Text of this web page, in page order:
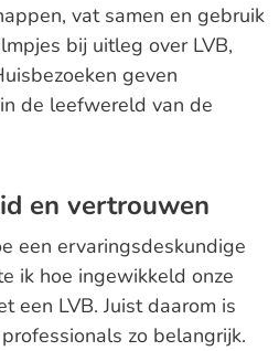
vat samen en gebruik
bij uitleg over LVB,
geven
de leefwereld van de
en vertrouwen
een ervaringsdeskundige
ik hoe ingewikkeld onze
een LVB. Juist daarom is
zo belangrijk.